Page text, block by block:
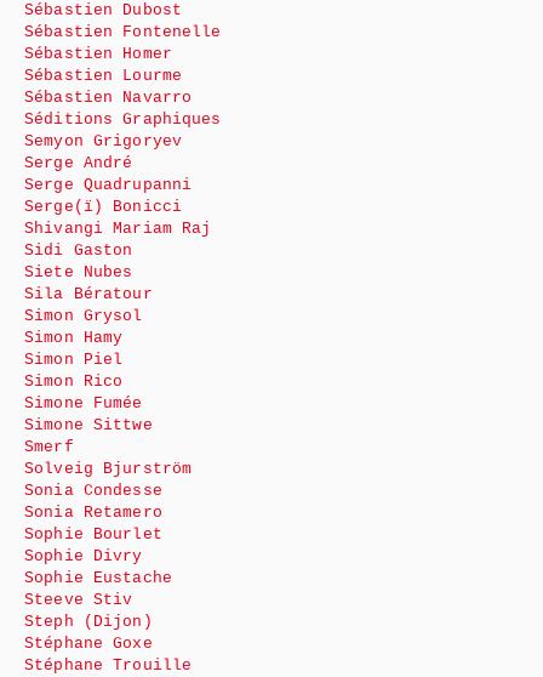
Sébastien Dubost
Sébastien Fontenelle
Sébastien Homer
Sébastien Lourme
Sébastien Navarro
Séditions Graphiques
Semyon Grigoryev
Serge André
Serge Quadrupanni
Serge(ï) Bonicci
Shivangi Mariam Raj
Sidi Gaston
Siete Nubes
Sila Bératour
Simon Grysol
Simon Hamy
Simon Piel
Simon Rico
Simone Fumée
Simone Sittwe
Smerf
Solveig Bjurström
Sonia Condesse
Sonia Retamero
Sophie Bourlet
Sophie Divry
Sophie Eustache
Steeve Stiv
Steph (Dijon)
Stéphane Goxe
Stéphane Trouille